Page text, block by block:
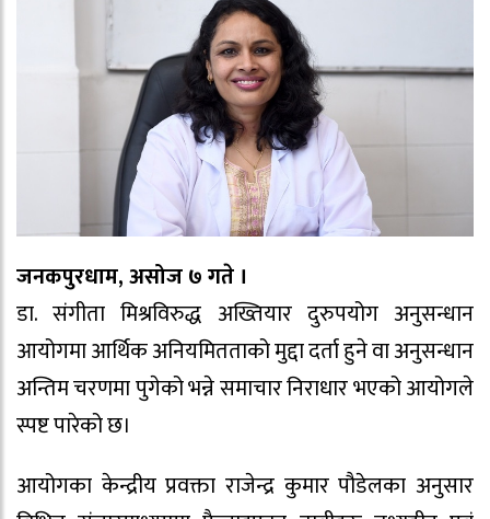
जनकपुरधाम, असोज ७ गते ।
डा. संगीता मिश्रविरुद्ध अख्तियार दुरुपयोग अनुसन्धान
आयोगमा आर्थिक अनियमितताको मुद्दा दर्ता हुने वा अनुसन्धान
अन्तिम चरणमा पुगेको भन्ने समाचार निराधार भएको आयोगले
स्पष्ट पारेको छ।
आयोगका केन्द्रीय प्रवक्ता राजेन्द्र कुमार पौडेलका अनुसार